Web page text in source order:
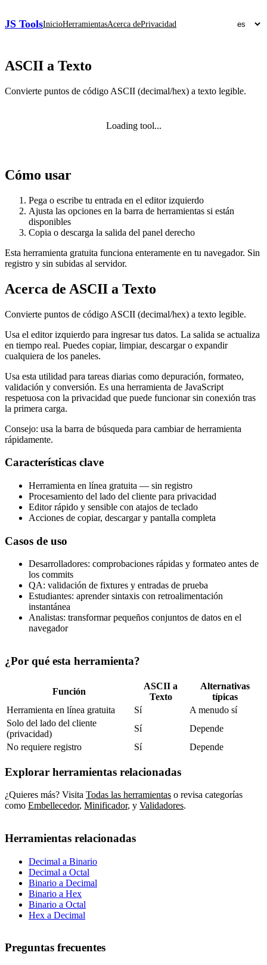
JS ToolsInicioHerramientasAcerca dePrivacidad
ASCII a Texto
Convierte puntos de código ASCII (decimal/hex) a texto legible.
Loading tool...
Cómo usar
Pega o escribe tu entrada en el editor izquierdo
Ajusta las opciones en la barra de herramientas si están
disponibles
Copia o descarga la salida del panel derecho
Esta herramienta gratuita funciona enteramente en tu navegador. Sin
registro y sin subidas al servidor.
Acerca de ASCII a Texto
Convierte puntos de código ASCII (decimal/hex) a texto legible.
Usa el editor izquierdo para ingresar tus datos. La salida se actualiza
en tiempo real. Puedes copiar, limpiar, descargar o expandir
cualquiera de los paneles.
Usa esta utilidad para tareas diarias como depuración, formateo,
validación y conversión. Es una herramienta de JavaScript
respetuosa con la privacidad que puede funcionar sin conexión tras
la primera carga.
Consejo: usa la barra de búsqueda para cambiar de herramienta
rápidamente.
Características clave
Herramienta en línea gratuita — sin registro
Procesamiento del lado del cliente para privacidad
Editor rápido y sensible con atajos de teclado
Acciones de copiar, descargar y pantalla completa
Casos de uso
Desarrolladores: comprobaciones rápidas y formateo antes de
los commits
QA: validación de fixtures y entradas de prueba
Estudiantes: aprender sintaxis con retroalimentación
instantánea
Analistas: transformar pequeños conjuntos de datos en el
navegador
¿Por qué esta herramienta?
Función
ASCII a
Texto
Alternativas
típicas
Herramienta en línea gratuita
Sí
A menudo sí
Solo del lado del cliente
(privacidad)
Sí
Depende
No requiere registro
Sí Depende
Explorar herramientas relacionadas
¿Quieres más? Visita Todas las herramientas o revisa categorías
como Embellecedor, Minificador, y Validadores.
Herramientas relacionadas
Decimal a Binario
Decimal a Octal
Binario a Decimal
Binario a Hex
Binario a Octal
Hex a Decimal
Preguntas frecuentes